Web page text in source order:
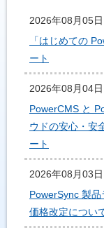
2026年08月05日
「はじめての
ート
2026年08月04日
PowerCMS と
ウドの安心・安
ート
2026年08月03日
PowerSync 製
価格改定につい